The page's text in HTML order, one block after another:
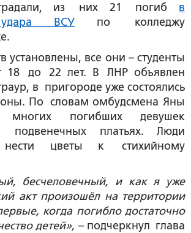
из них 21 погиб в
удара ВСУ по колледжу
установлены, все они – студенты
18 до 22 лет. В ЛНР объявлен
в пригороде уже состоялись
По словам омбудсмена Яны
многих погибших девушек
подвенечных платьях. Люди
нести цветы к стихийному
бесчеловечный, и как я уже
акт произошёл на территории
когда погибло достаточно
детей», – подчеркнул глава